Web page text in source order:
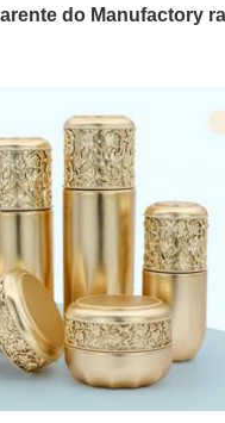
do Manufactory